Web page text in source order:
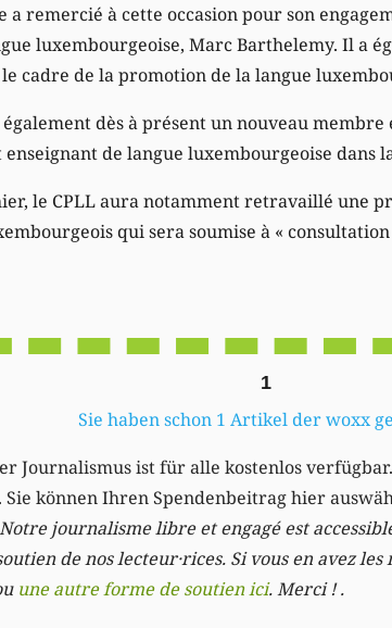
a remercié à cette occasion pour son
luxembourgeoise, Marc Barthelemy. Il a
cadre de la promotion de la langue
dès à présent un nouveau
de langue luxembourgeoise dans
le CPLL aura notamment retravaillé une
qui sera soumise à «
1
Sie haben schon 1 Artikel der woxx
Journalismus ist für alle kostenlos
können Ihren Spendenbeitrag hier
Notre journalisme libre et engagé est
de nos lecteur·rices. Si vous en avez
une autre forme de soutien ici. Merci ! .